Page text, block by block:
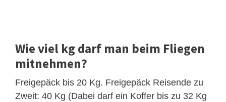
Wie viel kg darf man beim Fliegen
mitnehmen?
Freigepäck bis 20 Kg. Freigepäck Reisende zu
Zweit: 40 Kg (Dabei darf ein Koffer bis zu 32 Kg